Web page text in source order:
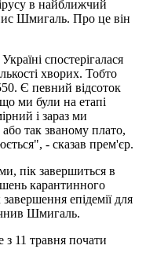
в найближчий
Шмигаль. Про це він
спостерігалася
хворих. Тобто
Є певний відсоток
ми були на етапі
і зараз ми
так званому плато,
- сказав прем'єр.
пік завершиться в
карантинного
епідемії для
Шмигаль.
11 травня почати